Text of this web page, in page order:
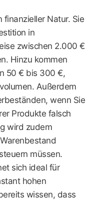
finanzieller Natur. Sie
in
zwischen 2.000 €
Hinzu kommen
50 € bis 300 €,
Außerdem
wenn Sie
Produkte falsch
wird zudem
müssen.
sich ideal für
hohen
wissen, dass